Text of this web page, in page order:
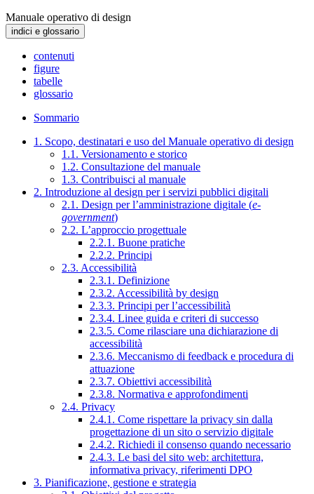
Manuale operativo di design
indici e glossario
contenuti
figure
tabelle
glossario
Sommario
1. Scopo, destinatari e uso del Manuale operativo di design
1.1. Versionamento e storico
1.2. Consultazione del manuale
1.3. Contribuisci al manuale
2. Introduzione al design per i servizi pubblici digitali
2.1. Design per l’amministrazione digitale (e-
government)
2.2. L’approccio progettuale
2.2.1. Buone pratiche
2.2.2. Principi
2.3. Accessibilità
2.3.1. Definizione
2.3.2. Accessibilità by design
2.3.3. Principi per l’accessibilità
2.3.4. Linee guida e criteri di successo
2.3.5. Come rilasciare una dichiarazione di
accessibilità
2.3.6. Meccanismo di feedback e procedura di
attuazione
2.3.7. Obiettivi accessibilità
2.3.8. Normativa e approfondimenti
2.4. Privacy
2.4.1. Come rispettare la privacy sin dalla
progettazione di un sito o servizio digitale
2.4.2. Richiedi il consenso quando necessario
2.4.3. Le basi del sito web: architettura,
informativa privacy, riferimenti DPO
3. Pianificazione, gestione e strategia